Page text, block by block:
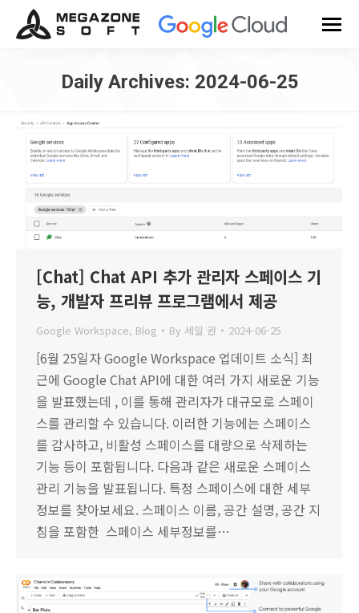
Daily Archives: 2024-06-25
[Chat] Chat API 추가 관리자 스페이스 기
능, 개발자 프리뷰 프로그램에서 제공
Google Workspace, Blog By 세일 권 2024-06-25
[6월 25일자 Google Workspace 업데이트 소식] 최
근에 Google Chat API에 대한 여러 가지 새로운 기능
을 발표했는데 , 이를 통해 관리자가 대규모로 스페이
스를 관리할 수 있습니다. 이러한 기능에는 스페이스
를 감사하고, 비활성 스페이스를 대량으로 삭제하는
기능 등이 포함됩니다. 다음과 같은 새로운 스페이스
관리 기능을 발표됩니다. 특정 스페이스에 대한 세부
정보를 찾아보세요. 스페이스 이름, 공간 설명, 공간 지
침을 포함한 스페이스 세부정보를…